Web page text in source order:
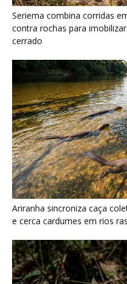
Ariranha sincroniza caça
e cerca cardumes em rios
Surucucu detecta calor pela
emboscada no escuro da
Últimas noticias